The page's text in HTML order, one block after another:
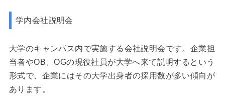
学内会社説明会
大学のキャンパス内で実施する会社説明会です。企業担
当者やOB、OGの現役社員が大学へ来て説明するという
形式で、企業にはその大学出身者の採用数が多い傾向が
あります。